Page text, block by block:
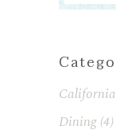
California
Dining(4)